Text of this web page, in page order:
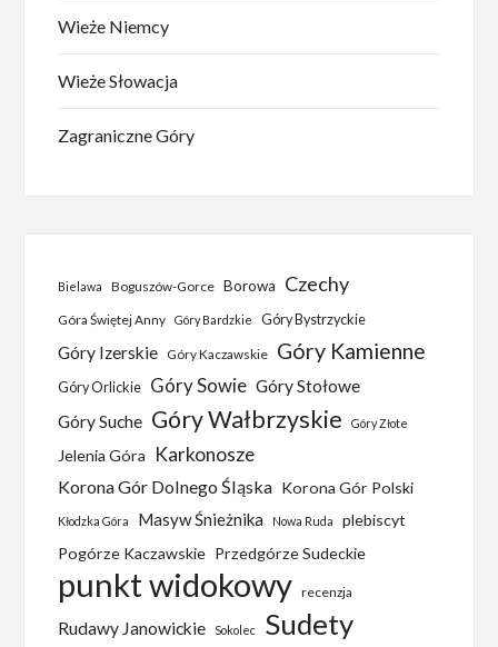
Wieże Niemcy
Wieże Słowacja
Zagraniczne Góry
Bielawa Boguszów-Gorce Borowa Czechy
Góra Świętej Anny Góry Bardzkie Góry Bystrzyckie
Góry Izerskie Góry Kaczawskie Góry Kamienne
Góry Orlickie Góry Sowie Góry Stołowe
Góry Suche Góry Wałbrzyskie Góry Złote
Jelenia Góra Karkonosze
Korona Gór Dolnego Śląska Korona Gór Polski
Kłodzka Góra Masyw Śnieżnika Nowa Ruda
plebiscyt
Pogórze Kaczawskie Przedgórze Sudeckie
punkt widokowy recenzja
Rudawy Janowickie Sokolec Sudety